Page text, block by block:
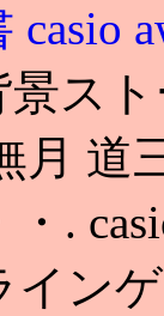
casio
景ス
月 道
.
ン